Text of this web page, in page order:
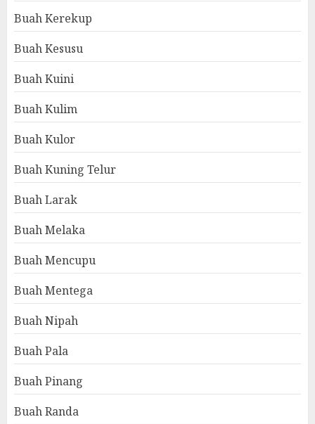
Buah Kerekup
Buah Kesusu
Buah Kuini
Buah Kulim
Buah Kulor
Buah Kuning Telur
Buah Larak
Buah Melaka
Buah Mencupu
Buah Mentega
Buah Nipah
Buah Pala
Buah Pinang
Buah Randa